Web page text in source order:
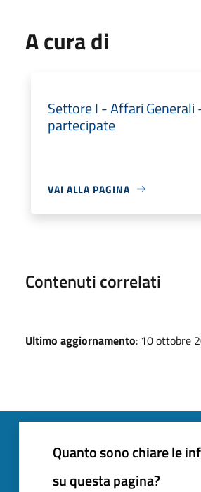
A cura di
Settore I - Affari Generali
partecipate
VAI ALLA PAGINA
Contenuti correlati
Ultimo aggiornamento: 10 ottobre
Quanto sono chiare le
su questa pagina?